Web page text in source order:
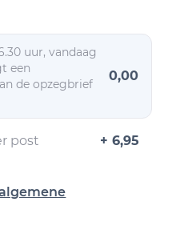
uur, vandaag
een
de opzegbrief
0,00
post
+ 6,95